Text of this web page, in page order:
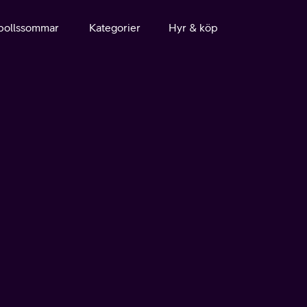
Kategorier Hyr & köp